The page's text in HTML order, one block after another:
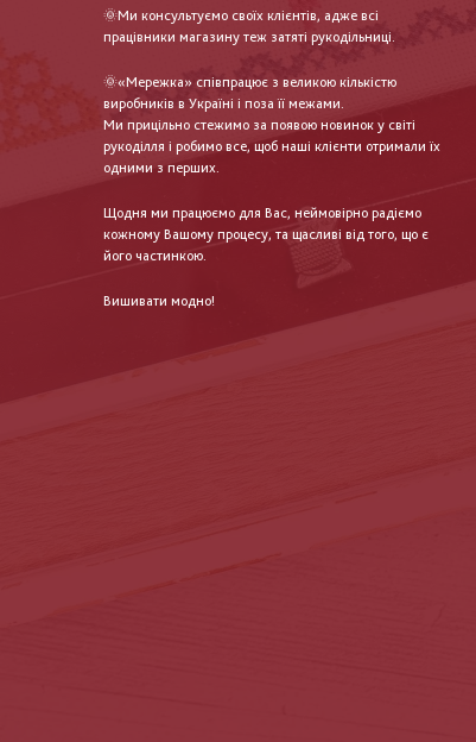
🌞Ми консультуємо своїх клієнтів, адже всі
працівники магазину теж затяті рукодільниці.
🌞«Мережка» співпрацює з великою кількістю
виробників в Україні і поза її межами.
Ми прицільно стежимо за появою новинок у світі
рукоділля і робимо все, щоб наші клієнти отримали їх
одними з перших.
Щодня ми працюємо для Вас, неймовірно радіємо
кожному Вашому процесу, та щасливі від того, що є
його частинкою.
Вишивати модно!